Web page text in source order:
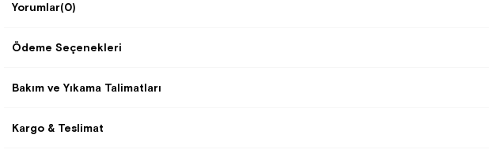
Yorumlar(0)
Ödeme Seçenekleri
Bakım ve Yıkama Talimatları
Kargo & Teslimat